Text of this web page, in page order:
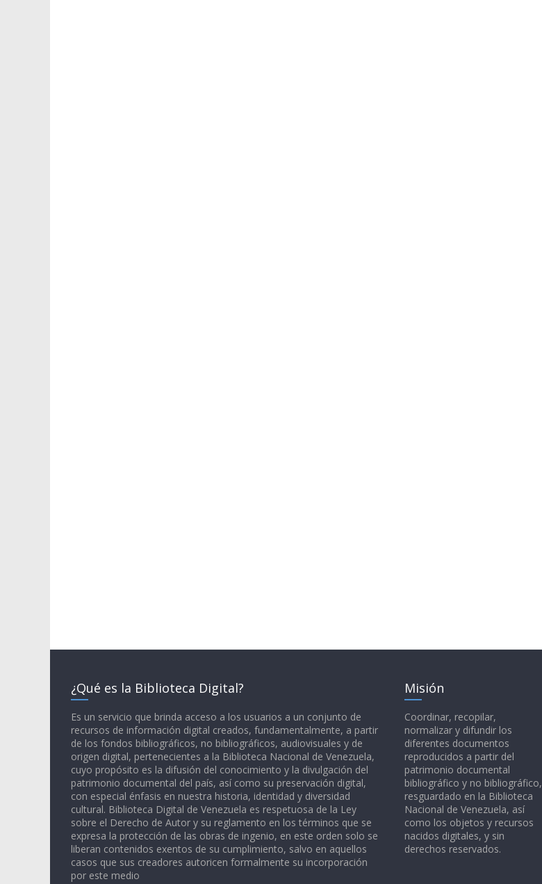
¿Qué es la Biblioteca Digital?
Es un servicio que brinda acceso a los usuarios a un conjunto de
recursos de información digital creados, fundamentalmente, a partir
de los fondos bibliográficos, no bibliográficos, audiovisuales y de
origen digital, pertenecientes a la Biblioteca Nacional de Venezuela,
cuyo propósito es la difusión del conocimiento y la divulgación del
patrimonio documental del país, así como su preservación digital,
con especial énfasis en nuestra historia, identidad y diversidad
cultural. Biblioteca Digital de Venezuela es respetuosa de la Ley
sobre el Derecho de Autor y su reglamento en los términos que se
expresa la protección de las obras de ingenio, en este orden solo se
liberan contenidos exentos de su cumplimiento, salvo en aquellos
casos que sus creadores autoricen formalmente su incorporación
por este medio
Misión
Coordinar, recopilar,
normalizar y difundir los
diferentes documentos
reproducidos a partir del
patrimonio documental
bibliográfico y no bibliográfico,
resguardado en la Biblioteca
Nacional de Venezuela, así
como los objetos y recursos
nacidos digitales, y sin
derechos reservados.